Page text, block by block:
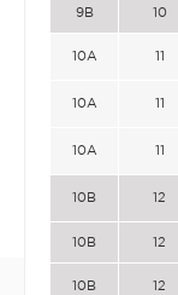
9B 10
10A 11
10A 11
10A 11
10B 12
10B 12
10B 12